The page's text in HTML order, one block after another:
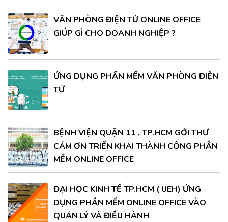
VĂN PHÒNG ĐIỆN TỬ ONLINE OFFICE
GIÚP GÌ CHO DOANH NGHIỆP ?
ỨNG DỤNG PHẦN MỀM VĂN PHÒNG ĐIỆN
TỬ
BỆNH VIỆN QUẬN 11 , TP.HCM GỞI THƯ
CÁM ƠN TRIỂN KHAI THÀNH CÔNG PHẦN
MỀM ONLINE OFFICE
ĐẠI HỌC KINH TẾ TP.HCM ( UEH) ỨNG
DỤNG PHẦN MỀM ONLINE OFFICE VÀO
QUẢN LÝ VÀ ĐIỀU HÀNH